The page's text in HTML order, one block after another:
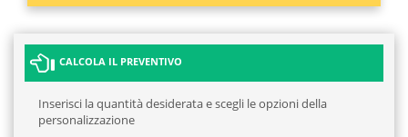
CALCOLA IL PREVENTIVO
Inserisci la quantità desiderata e scegli le opzioni della
personalizzazione